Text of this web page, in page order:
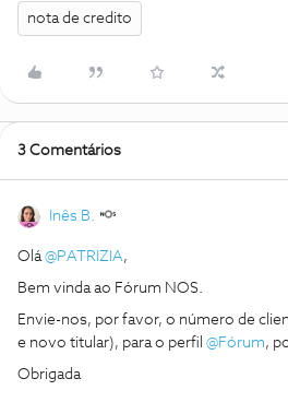
nota de credito
3 Comentários
Inês B.
Olá@PATRIZIA,
Bem vinda ao Fórum NOS.
Envie-nos, por favor, o número de
e novo titular), para o perfil @Fórum,
Obrigada